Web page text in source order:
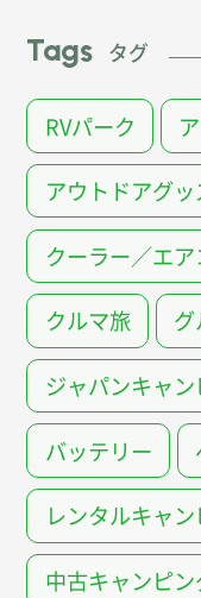
Tags タグ
RVパーク
アウトドアグッ
クーラー／エア
クルマ旅 グ
ジャパンキャ
バッテリー
レンタルキャ
中古キャンピ